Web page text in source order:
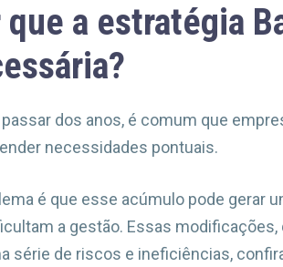
que a estratégia
dos anos, é comum que
necessidades pontuais.
é que esse acúmulo pode gerar
a gestão. Essas
série de riscos e ineficiências,